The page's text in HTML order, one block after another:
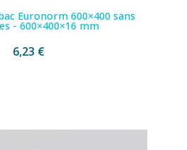
Euronorm 600×400 sans
- 600×400×16 mm
6,23 €